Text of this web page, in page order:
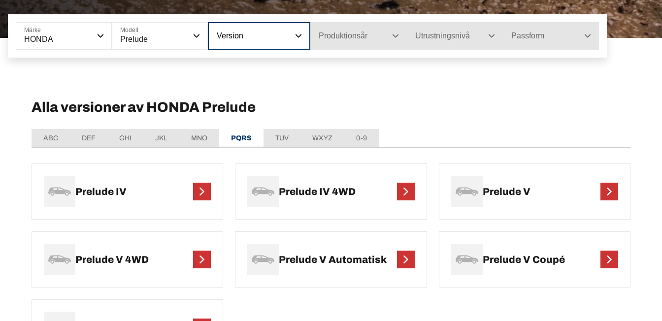
Märke
HONDA
Modell
Prelude Version Produktionsår Utrustningsnivå Passform
Alla versioner av HONDA Prelude
ABC DEF GHI JKL MNO PQRS TUV WXYZ 0-9
Prelude IV Prelude IV 4WD Prelude V
Prelude V 4WD Prelude V Automatisk Prelude V Coupé